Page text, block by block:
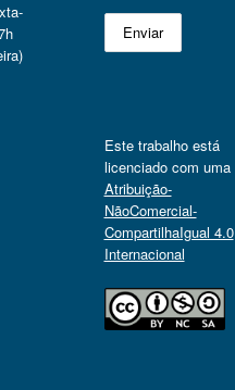
Este trabalho está
licenciado com uma
Atribuição-
NãoComercial-
CompartilhaIgual 4.0
Internacional